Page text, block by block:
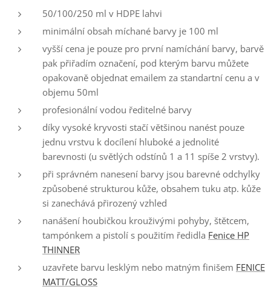
50/100/250 ml v HDPE lahvi
minimální obsah míchané barvy je 100 ml
vyšší cena je pouze pro první namíchání barvy, barvě
pak přiřadím označení, pod kterým barvu můžete
opakovaně objednat emailem za standartní cenu a v
objemu 50ml
profesionální vodou ředitelné barvy
díky vysoké kryvosti stačí většinou nanést pouze
jednu vrstvu k docílení hluboké a jednolité
barevnosti (u světlých odstínů 1 a 11 spíše 2 vrstvy).
při správném nanesení barvy jsou barevné odchylky
způsobené strukturou kůže, obsahem tuku atp. kůže
si zanechává přirozený vzhled
nanášení houbičkou krouživými pohyby, štětcem,
tampónkem a pistolí s použitím ředidla Fenice HP
THINNER
uzavřete barvu lesklým nebo matným finišem FENICE
MATT/GLOSS